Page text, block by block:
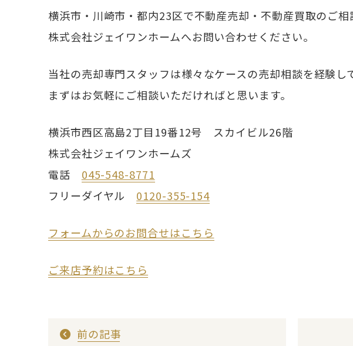
横浜市・川崎市・都内23区で不動産売却・不動産買取のご相
株式会社ジェイワンホームへお問い合わせください。
当社の売却専門スタッフは様々なケースの売却相談を経験し
まずはお気軽にご相談いただければと思います。
横浜市西区高島2丁目19番12号 スカイビル26階
株式会社ジェイワンホームズ
電話 045-548-8771
フリーダイヤル 0120-355-154
フォームからのお問合せはこちら
ご来店予約はこちら
前の記事